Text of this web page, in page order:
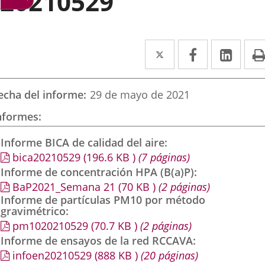
Twitter
Enlace
a
una
externa.
Facebook
Enlace
a
externa.
a
del informe 29 de mayo de 2021
Informe BICA de calidad del aire
bica20210529 (196.6 KB ) (7 páginas)
Informe de concentración HPA (B(a)P)
BaP2021_Semana 21 (70 KB ) (2 páginas)
Informe de partículas PM10 por método
gravimétrico
pm1020210529 (70.7 KB ) (2 páginas)
Informe de ensayos de la red RCCAVA
infoen20210529 (888 KB ) (20 páginas)